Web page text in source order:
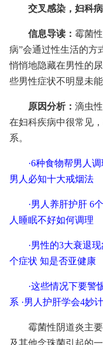
交叉感染，妇科
信息导读： 霉菌
病”会通过性生活的方
悄悄地隐藏在男性的
些男性症状不明显未能
原因分析： 滴虫
在妇科疾病中很常见
系。
·6种食物帮男人调
男人必知十大戒烟法
·男人养肝护肝 6
人睡眠不好如何调理
·男性的3大衰退现
个症状 知是否亚健康
·这些情况下要警
系 ·男人护肝学会4妙计
霉菌性阴道炎主
及其他念珠菌引起的